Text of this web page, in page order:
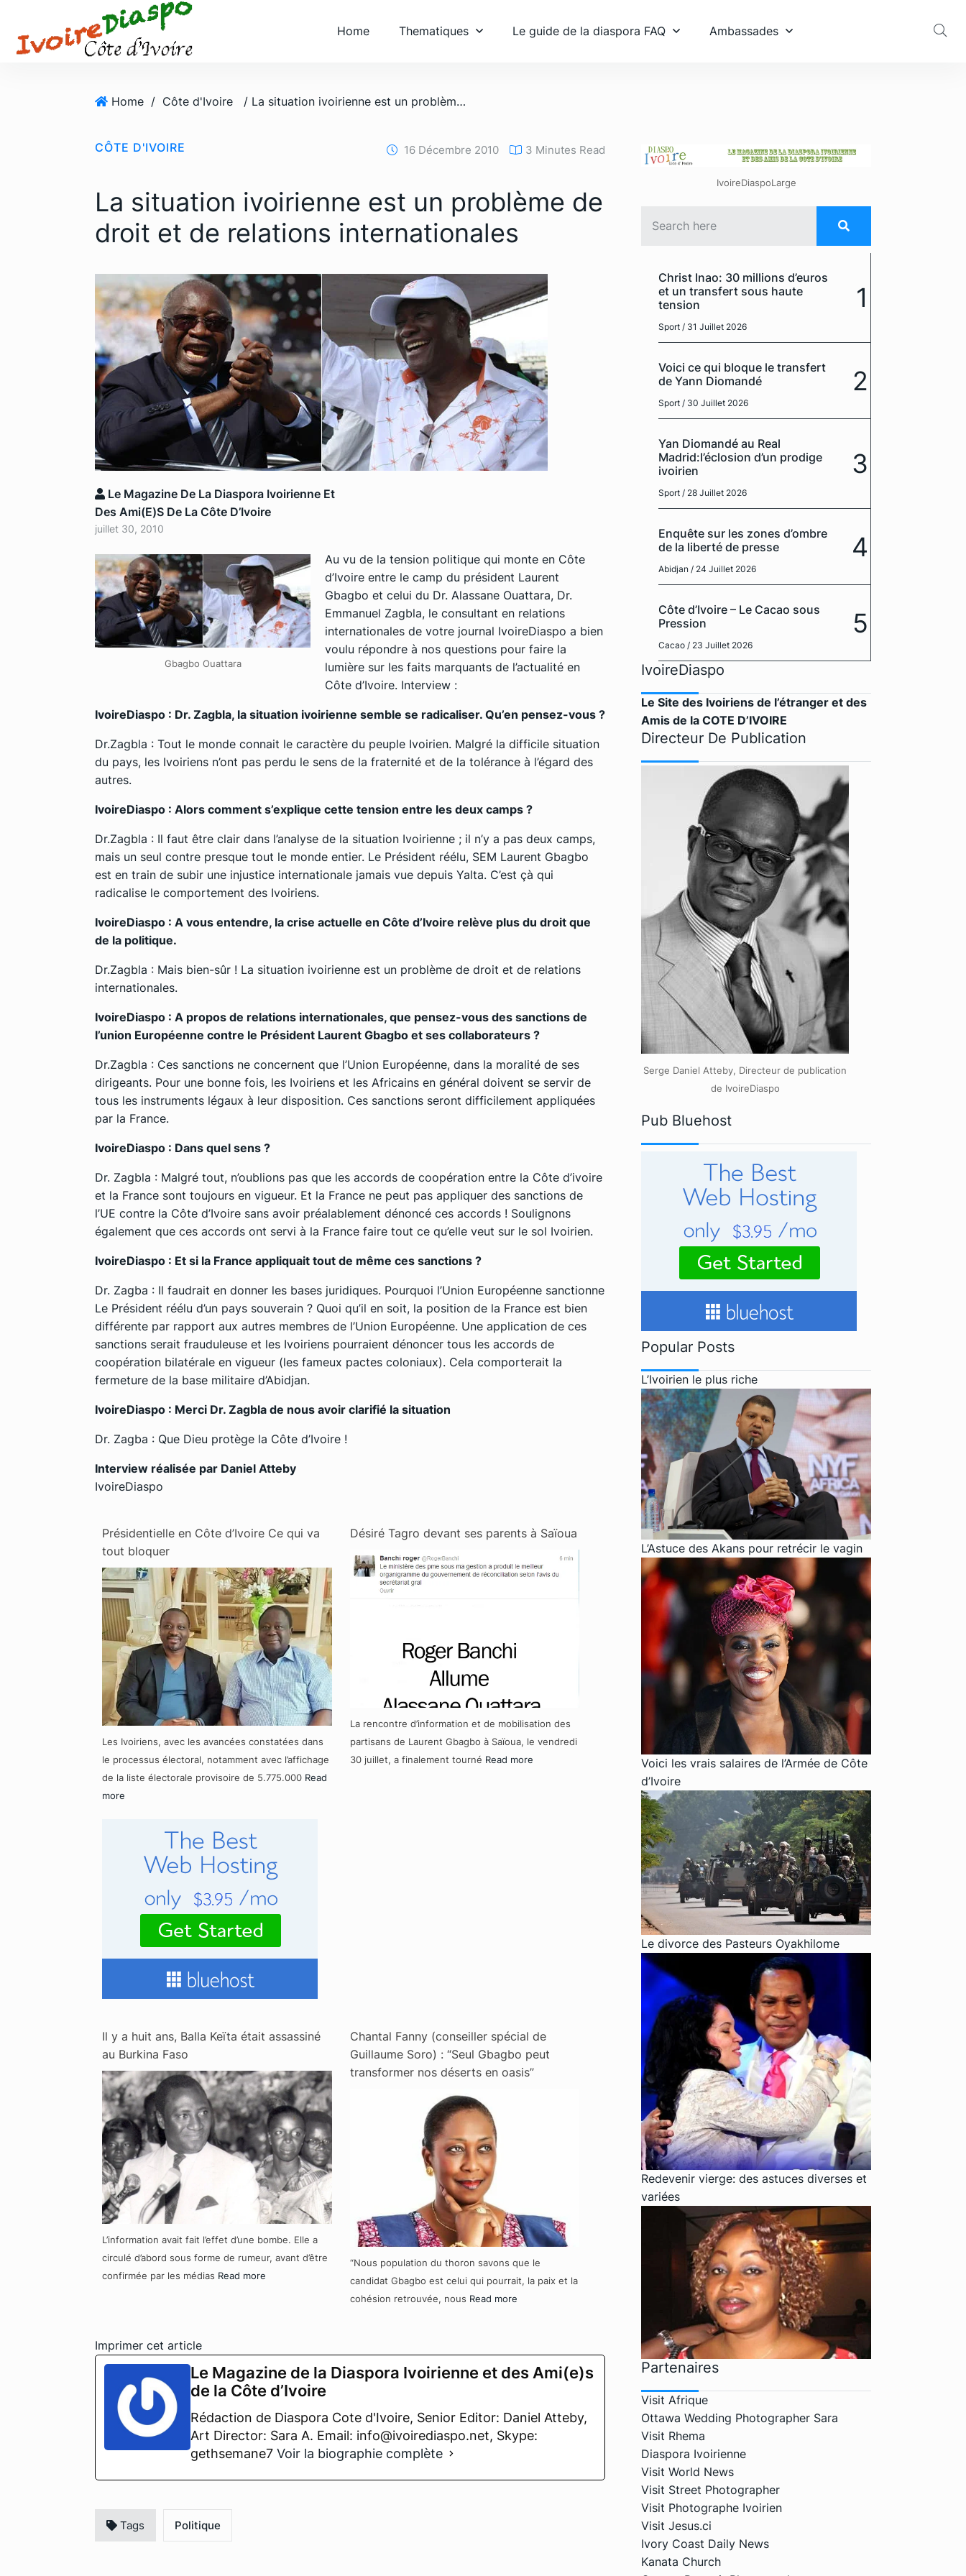
Home Thematiques Le guide de la diaspora FAQ Ambassades
Home / Côte d'Ivoire / La situation ivoirienne est un problème de droit et de relations internationales
CÔTE D'IVOIRE 16 Décembre 2010 3 Minutes Read
La situation ivoirienne est un problème de
droit et de relations internationales
Le Magazine De La Diaspora Ivoirienne Et
Des Ami(e)s De La Côte D’Ivoire
juillet 30, 2010
Gbagbo Ouattara
Au vu de la tension politique qui monte en Côte
d’Ivoire entre le camp du président Laurent
Gbagbo et celui du Dr. Alassane Ouattara, Dr.
Emmanuel Zagbla, le consultant en relations
internationales de votre journal IvoireDiaspo a bien
voulu répondre à nos questions pour faire la
lumière sur les faits marquants de l’actualité en
Côte d’Ivoire. Interview :
IvoireDiaspo : Dr. Zagbla, la situation ivoirienne semble se radicaliser. Qu’en pensez-vous ?
Dr.Zagbla : Tout le monde connait le caractère du peuple Ivoirien. Malgré la difficile situation
du pays, les Ivoiriens n’ont pas perdu le sens de la fraternité et de la tolérance à l’égard des
autres.
IvoireDiaspo : Alors comment s’explique cette tension entre les deux camps ?
Dr.Zagbla : Il faut être clair dans l’analyse de la situation Ivoirienne ; il n’y a pas deux camps,
mais un seul contre presque tout le monde entier. Le Président réélu, SEM Laurent Gbagbo
est en train de subir une injustice internationale jamais vue depuis Yalta. C’est çà qui
radicalise le comportement des Ivoiriens.
IvoireDiaspo : A vous entendre, la crise actuelle en Côte d’Ivoire relève plus du droit que
de la politique.
Dr.Zagbla : Mais bien-sûr ! La situation ivoirienne est un problème de droit et de relations
internationales.
IvoireDiaspo : A propos de relations internationales, que pensez-vous des sanctions de
l’union Européenne contre le Président Laurent Gbagbo et ses collaborateurs ?
Dr.Zagbla : Ces sanctions ne concernent que l’Union Européenne, dans la moralité de ses
dirigeants. Pour une bonne fois, les Ivoiriens et les Africains en général doivent se servir de
tous les instruments légaux à leur disposition. Ces sanctions seront difficilement appliquées
par la France.
IvoireDiaspo : Dans quel sens ?
Dr. Zagbla : Malgré tout, n’oublions pas que les accords de coopération entre la Côte d’ivoire
et la France sont toujours en vigueur. Et la France ne peut pas appliquer des sanctions de
l’UE contre la Côte d’Ivoire sans avoir préalablement dénoncé ces accords ! Soulignons
également que ces accords ont servi à la France faire tout ce qu’elle veut sur le sol Ivoirien.
IvoireDiaspo : Et si la France appliquait tout de même ces sanctions ?
Dr. Zagba : Il faudrait en donner les bases juridiques. Pourquoi l’Union Européenne sanctionne
Le Président réélu d’un pays souverain ? Quoi qu’il en soit, la position de la France est bien
différente par rapport aux autres membres de l’Union Européenne. Une application de ces
sanctions serait frauduleuse et les Ivoiriens pourraient dénoncer tous les accords de
coopération bilatérale en vigueur (les fameux pactes coloniaux). Cela comporterait la
fermeture de la base militaire d’Abidjan.
IvoireDiaspo : Merci Dr. Zagbla de nous avoir clarifié la situation
Dr. Zagba : Que Dieu protège la Côte d’Ivoire !
Interview réalisée par Daniel Atteby
IvoireDiaspo
Présidentielle en Côte d’Ivoire Ce qui va
tout bloquer
Les Ivoiriens, avec les avancées constatées dans
le processus électoral, notamment avec l’affichage
de la liste électorale provisoire de 5.775.000 Read
more
Désiré Tagro devant ses parents à Saïoua
La rencontre d’information et de mobilisation des
partisans de Laurent Gbagbo à Saïoua, le vendredi
30 juillet, a finalement tourné Read more
Il y a huit ans, Balla Keïta était assassiné
au Burkina Faso
L’information avait fait l’effet d’une bombe. Elle a
circulé d’abord sous forme de rumeur, avant d’être
confirmée par les médias Read more
Chantal Fanny (conseiller spécial de
Guillaume Soro) : “Seul Gbagbo peut
transformer nos déserts en oasis”
“Nous population du thoron savons que le
candidat Gbagbo est celui qui pourrait, la paix et la
cohésion retrouvée, nous Read more
Imprimer cet article
Le Magazine de la Diaspora Ivoirienne et des Ami(e)s
de la Côte d’Ivoire
Rédaction de Diaspora Cote d'Ivoire, Senior Editor: Daniel Atteby,
Art Director: Sara A. Email: info@ivoirediaspo.net, Skype:
gethsemane7 Voir la biographie complète
Tags Politique
IvoireDiaspoLarge
Christ Inao: 30 millions d’euros
et un transfert sous haute
tension
Sport / 31 Juillet 2026
1
Voici ce qui bloque le transfert
de Yann Diomandé
Sport / 30 Juillet 2026
2
Yan Diomandé au Real
Madrid:l’éclosion d’un prodige
ivoirien
Sport / 28 Juillet 2026
3
Enquête sur les zones d’ombre
de la liberté de presse
Abidjan / 24 Juillet 2026
4
Côte d’Ivoire – Le Cacao sous
Pression
Cacao / 23 Juillet 2026
5
IvoireDiaspo
Le Site des Ivoiriens de l’étranger et des
Amis de la COTE D’IVOIRE
Directeur De Publication
Serge Daniel Atteby, Directeur de publication
de IvoireDiaspo
Pub Bluehost
Popular Posts
L’Ivoirien le plus riche
L’Astuce des Akans pour retrécir le vagin
Voici les vrais salaires de l’Armée de Côte
d’Ivoire
Le divorce des Pasteurs Oyakhilome
Redevenir vierge: des astuces diverses et
variées
Partenaires
Visit Afrique
Ottawa Wedding Photographer Sara
Visit Rhema
Diaspora Ivoirienne
Visit World News
Visit Street Photographer
Visit Photographe Ivoirien
Visit Jesus.ci
Ivory Coast Daily News
Kanata Church